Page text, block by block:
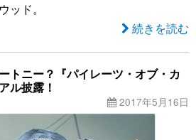
ッド。
続きを読む
トニー？『パイレーツ・オブ・カ
ル披露！
2017年5月16日